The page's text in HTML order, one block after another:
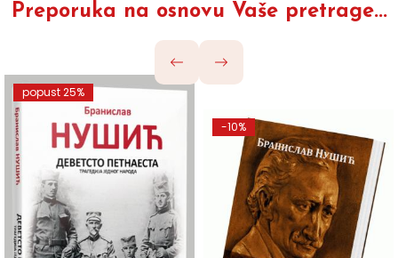
Preporuka na osnovu Vaše pretrage...
popust 25%
-10%